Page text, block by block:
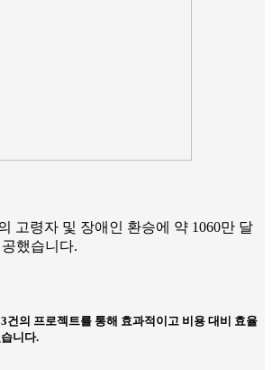
고령자 및 장애인 환승에 약 1060만 달
했습니다.
건의 프로젝트를 통해 효과적이고 비용 대비 효율
니다.